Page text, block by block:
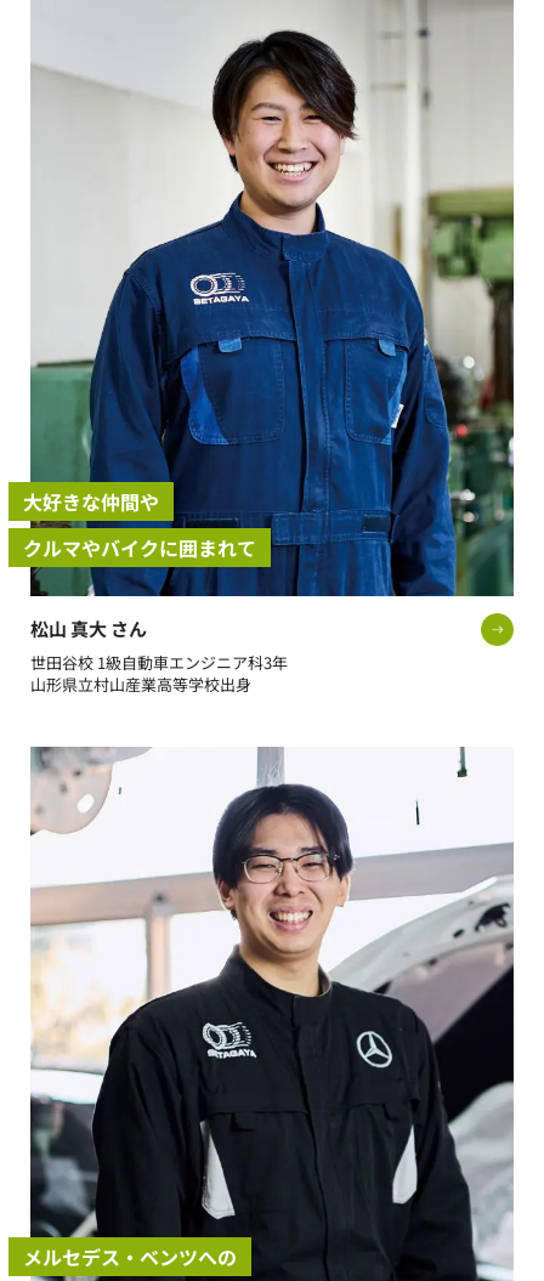
大好きな仲間や
クルマやバイクに囲まれて
松山 真大 さん
世田谷校 1級自動車エンジニア科3年
山形県立村山産業高等学校出身
メルセデス・ベンツへの